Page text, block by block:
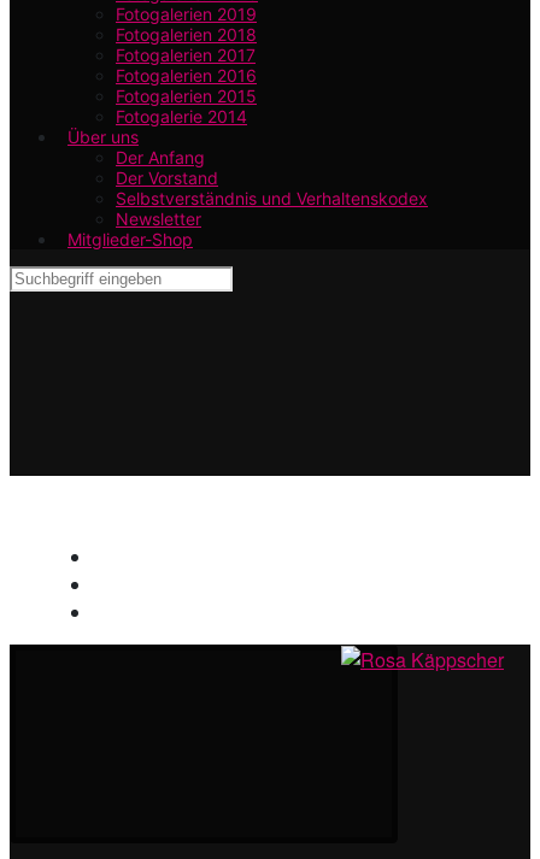
Fotogalerien 2019
Fotogalerien 2018
Fotogalerien 2017
Fotogalerien 2016
Fotogalerien 2015
Fotogalerie 2014
Über uns
Der Anfang
Der Vorstand
Selbstverständnis und Verhaltenskodex
Newsletter
Mitglieder-Shop